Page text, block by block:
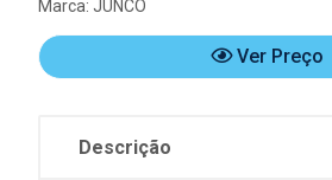
Marca: JUNCO
Ver Preço
Descrição